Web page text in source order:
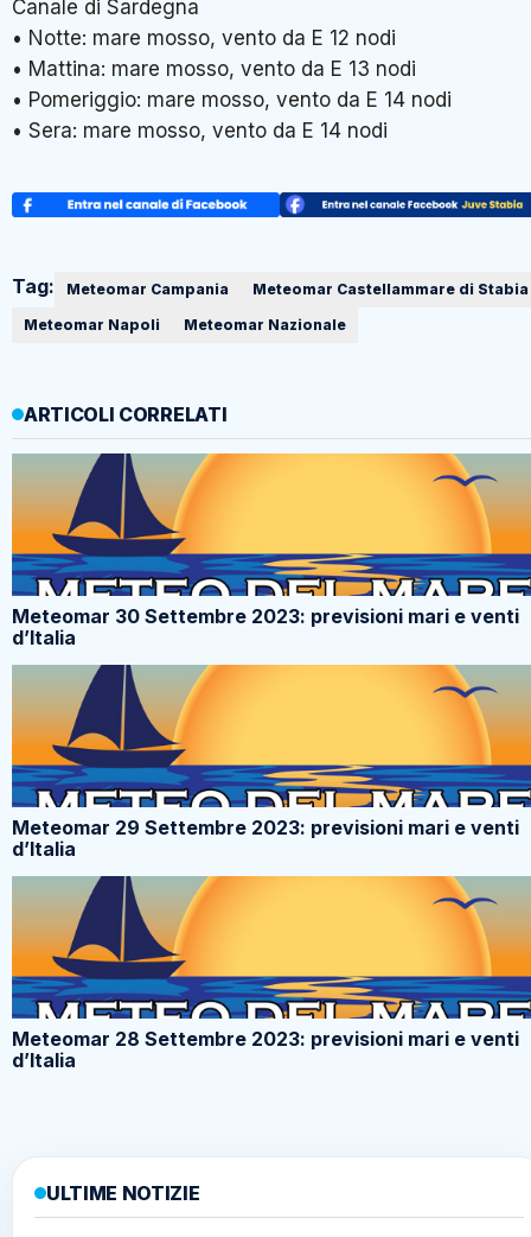
Canale di Sardegna
• Notte: mare mosso, vento da E 12 nodi
• Mattina: mare mosso, vento da E 13 nodi
• Pomeriggio: mare mosso, vento da E 14 nodi
• Sera: mare mosso, vento da E 14 nodi
Tag: Meteomar Campania
Meteomar Castellammare di Stabia
Meteomar Napoli
Meteomar Nazionale
ARTICOLI CORRELATI
Meteomar 30 Settembre 2023: previsioni mari e venti
d’Italia
Meteomar 29 Settembre 2023: previsioni mari e venti
d’Italia
Meteomar 28 Settembre 2023: previsioni mari e venti
d’Italia
ULTIME NOTIZIE